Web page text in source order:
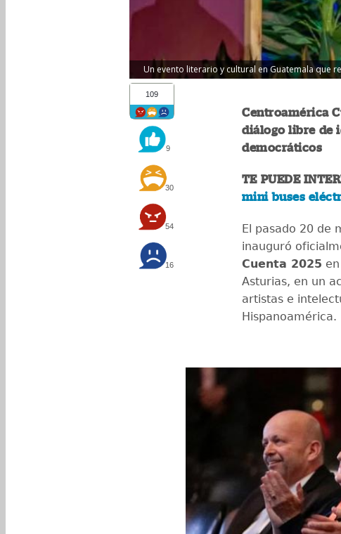
Un evento literario y cultural en Guatemala que
109
9
30
54
16
Centroamérica
diálogo libre de
democráticos
TE PUEDE
mini buses
El pasado 20 de
inauguró
Cuenta 2025
Asturias, en un
artistas e
Hispanoamérica.